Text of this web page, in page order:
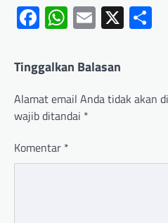
Facebook
WhatsApp
Email
X
Tinggalkan Balasan
Alamat email Anda tidak akan
wajib ditandai *
Komentar *